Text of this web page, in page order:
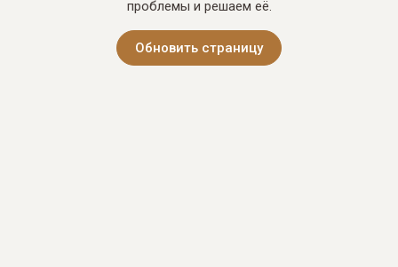
проблемы и решаем её.
Обновить страницу